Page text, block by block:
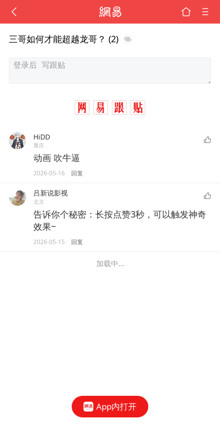
三哥如何才能超越龙哥？ (2)
HiDD
重庆
动画 吹牛逼
2026-05-16 回复
吕新说影视
北京
告诉你个秘密：长按点赞3秒，可以触发神奇
效果~
2026-05-15 回复
加载中...
App内打开